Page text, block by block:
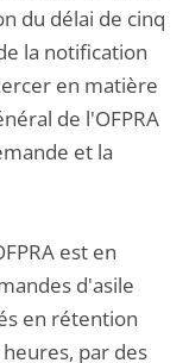
du délai de cinq
la notification
en matière
de l'OFPRA
et la
est en
d'asile
en rétention
par des